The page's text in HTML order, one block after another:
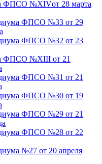
ФПСО №XIVот 28 марта
ФПСО №33 от 29
ФПСО №32 от 23
ФПСО №XIII от 21
ФПСО №31 от 21
ФПСО №30 от 19
ФПСО №29 от 21
ФПСО №28 от 22
№27 от 20 апреля